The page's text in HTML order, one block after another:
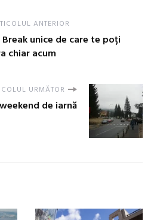
ANTERIOR
Break unice de care te poți
chiar acum
URMĂTOR
de iarnă